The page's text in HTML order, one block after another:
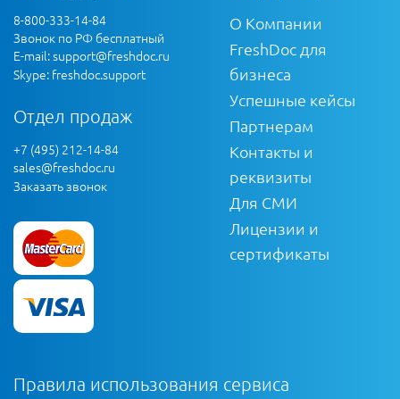
8-800-333-14-84
Звонок по РФ бесплатный
E-mail:support@freshdoc.ru
Skype: freshdoc.support
Отдел продаж
+7 (495) 212-14-84
sales@freshdoc.ru
Заказать звонок
О Компании
FreshDoc для
бизнеса
Успешные кейсы
Партнерам
Контакты и
реквизиты
Для СМИ
Лицензии и
сертификаты
Правила использования сервиса